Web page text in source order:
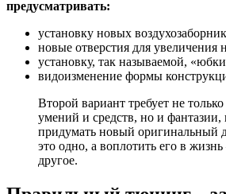
предусматривать:
установку новых
новые отверстия для увеличения
установку, так называемой,
видоизменение формы
Второй вариант требует не
умений и средств, но и фантазии,
придумать новый оригинальный
это одно, а воплотить его в
другое.